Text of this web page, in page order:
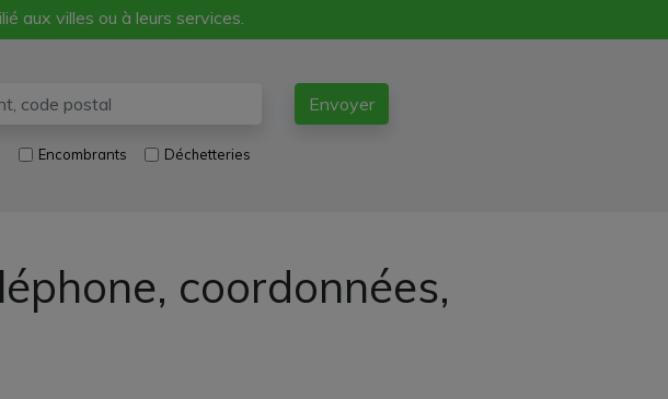
aux villes ou à leurs services.
Envoyer
Encombrants Déchetteries
coordonnées,